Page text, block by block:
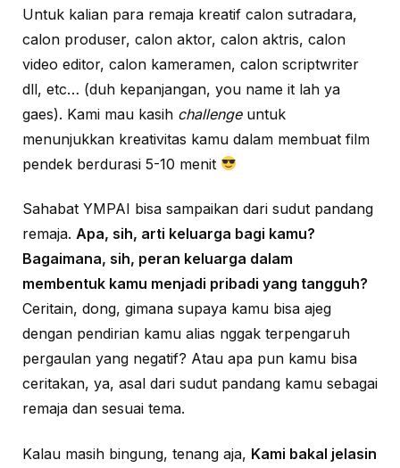
Untuk kalian para remaja kreatif calon sutradara,
calon produser, calon aktor, calon aktris, calon
video editor, calon kameramen, calon scriptwriter
dll, etc… (duh kepanjangan, you name it lah ya
gaes). Kami mau kasih challengeuntuk
menunjukkan kreativitas kamu dalam membuat film
pendek berdurasi 5-10 menit
Sahabat YMPAI bisa sampaikan dari sudut pandang
remaja. Apa, sih, arti keluarga bagi kamu?
Bagaimana, sih, peran keluarga dalam
membentuk kamu menjadi pribadi yang tangguh?
Ceritain, dong, gimana supaya kamu bisa ajeg
dengan pendirian kamu alias nggak terpengaruh
pergaulan yang negatif? Atau apa pun kamu bisa
ceritakan, ya, asal dari sudut pandang kamu sebagai
remaja dan sesuai tema.
Kalau masih bingung, tenang aja, Kami bakal jelasin